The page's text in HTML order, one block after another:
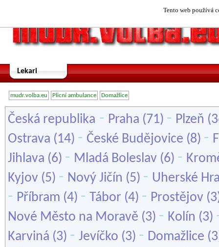
Tento web používá
Lekari
mudr.volba.eu Plicní ambulance Domažlice
Česká republika - Praha (71) - Plzeň
Ostrava (14) - České Budějovice (8) -
Jihlava (6) - Mladá Boleslav (6) -
Kyjov (5) - Nový Jičín (5) - Uherské
- Příbram (4) - Tábor (4) - Prostějov
Nové Město na Moravě (3) - Kolín (3)
Karviná (3) - Jevíčko (3) - Domažlice